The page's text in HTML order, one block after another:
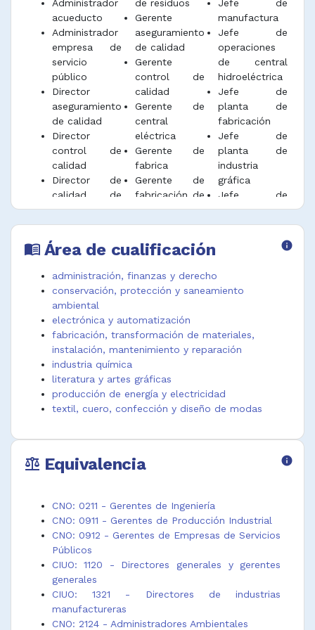
Establecer, planear, administrar el
presupuesto, rendimiento de producción;
Ajustar mecanismos de seguimiento y
verificación para minimizar los costos.
Gestionar y supervisar las cotizaciones para
la fabricación de productos especializados,
suscribir y controlar contratos con clientes y
proveedores para garantizar la operación
adecuada de la planta, de acuerdo a la
planeación de las compras y el control de
inventarios de los materiales.
Celebrar consultas con otros directores sobre
Planear, dirigir y supervisar la selección,
capacitación, entrenamiento, rendimiento,
planes de mejoramiento, crecimiento y
desarrollo de acuerdo con políticas y
normativa de la empresa o departamento.
Desempeñar funciones afines.
manufactureras no clasificadas en
otras ocupaciones
Administrador
acueducto
Administrador
empresa de
servicio
público
Director
aseguramiento
de calidad
Director
control de
calidad
Director de
calidad de
planta
Director de
manufactura
Director de
Director de
operaciones
manufactura
Director de
planta de
procesamient
bebidas
Director de
planta
Director de
producción de
manufactura
Director de
producción
industrial
Director de
producción y
de residuos
Gerente
aseguramiento
de calidad
Gerente
control de
calidad
Gerente de
central
eléctrica
Gerente de
fabrica
Gerente de
fabricación de
manufactura
Gerente de
manufacturera
operaciones
de servicios
Gerente de
planta de
manufactura
tratamiento
Gerente de
planta de
tratamiento
desechos
producción de
químicos
Jefe de
manufactura
Jefe de
operaciones
de central
hidroeléctrica
Jefe de
planta de
fabricación
Jefe de
planta de
industria
gráfica
Jefe de
planta de
procesamient
Jefe de
de aguas y
Jefe de
producción de
marroquinería
de la
transmisión y
energía
menu_book Área de cualificación info
administración, finanzas y derecho
conservación, protección y saneamiento
ambiental
electrónica y automatización
fabricación, transformación de materiales,
instalación, mantenimiento y reparación
industria química
literatura y artes gráficas
producción de energía y electricidad
textil, cuero, confección y diseño de modas
balance Equivalencia info
CNO: 0211 - Gerentes de Ingeniería
CNO: 0911 - Gerentes de Producción Industrial
CNO: 0912 - Gerentes de Empresas de Servicios
Públicos
CIUO: 1120 - Directores generales y gerentes
generales
CIUO: 1321 - Directores de industrias
manufactureras
CNO: 2124 - Administradores Ambientales